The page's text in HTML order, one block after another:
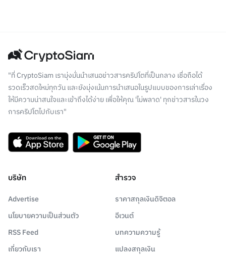
"ที่ CryptoSiam เรามุ่งมั่นนำเสนอข่าวสารคริปโตที่เป็นกลาง เชื่อถือได้
รวดเร็วสดใหม่ทุกวัน และยังมุ่งเน้นการนำเสนอในรูปแบบของการเล่าเรื่อง
ให้มีความน่าสนใจและเข้าถึงได้ง่าย เพื่อให้คุณ 'ไม่พลาด' ทุกข่าวสารในวง
การคริปโตไปกับเรา"
บริษัท
Advertise
นโยบายความเป็นส่วนตัว
RSS Feed
เกี่ยวกับเรา
สำรวจ
ราคาสกุลเงินดิจิตอล
อีเวนต์
บทความความรู้
แปลงสกุลเงิน